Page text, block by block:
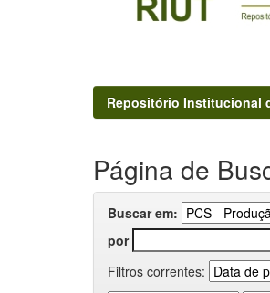
Repositório Institucional
Página de
Buscar em:
por
Filtros correntes: